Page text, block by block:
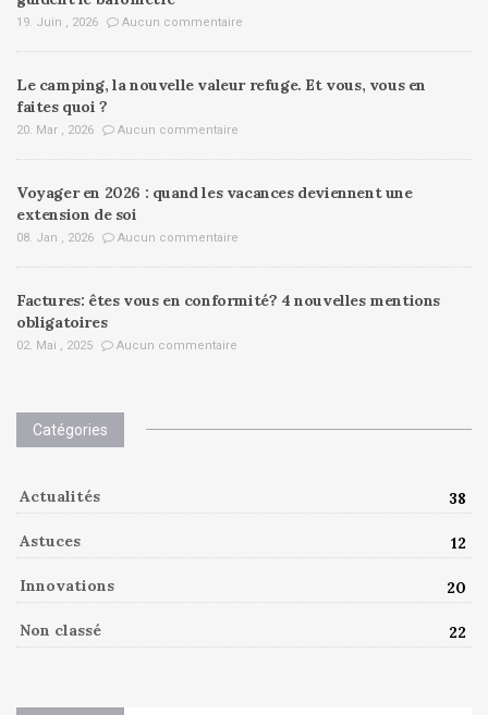
19. Juin , 2026 Aucun commentaire
Le camping, la nouvelle valeur refuge. Et vous, vous en
faites quoi ?
20. Mar , 2026 Aucun commentaire
Voyager en 2026 : quand les vacances deviennent une
extension de soi
08. Jan , 2026 Aucun commentaire
Factures: êtes vous en conformité? 4 nouvelles mentions
obligatoires
02. Mai , 2025 Aucun commentaire
Catégories
Actualités 38
Astuces 12
Innovations 20
Non classé 22